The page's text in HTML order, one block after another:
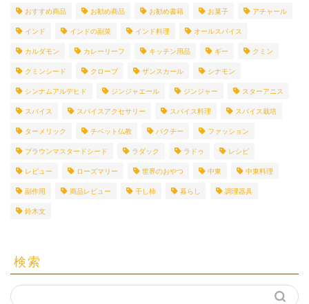
おすすめ商品 お勧め商品 お勧め書籍 お菓子 アチャール
インド インドの副菜 インド料理 オールスパイス
カルダモン カレーリーフ キッチン用品 ギー クミン
クミンシード クローブ ザンスカール シナモン
シンナムアルデヒド ジンジャエール ジンジャー スターアニス
スパイス スパイスアクセサリー スパイス料理 スパイス栽培
ターメリック チベット仏教 パクチー ファッション
ブラウンマスタードシード ラダック ラドゥ レシピ
レビュー ローズマリー 世界のおやつ 中東 中東料理
副作用 商品レビュー 干し柿 暮らし 調理器具
鈴木文
検索